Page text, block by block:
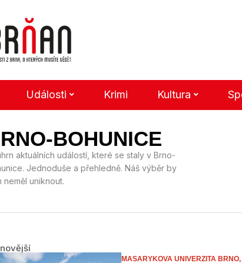
Události Krimi Kultura
BOHUNICE
aktuálních událostí, které se staly v Brno-
Jednoduše a přehledně. Náš výběr by
neměl uniknout.
MASARYKOVA UNIVERZITA BRNO,